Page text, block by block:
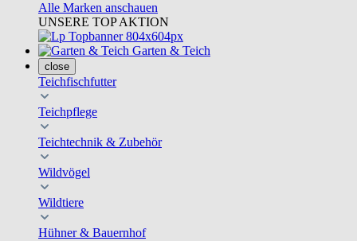
Alle Marken anschauen
UNSERE TOP AKTION
Garten & Teich
close
Teichfischfutter
Teichpflege
Teichtechnik & Zubehör
Wildvögel
Wildtiere
Hühner & Bauernhof